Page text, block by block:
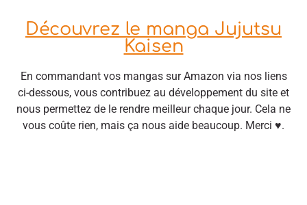
Découvrez le manga Jujutsu
Kaisen
En commandant vos mangas sur Amazon via nos liens
ci-dessous, vous contribuez au développement du site et
nous permettez de le rendre meilleur chaque jour. Cela ne
vous coûte rien, mais ça nous aide beaucoup. Merci ♥.